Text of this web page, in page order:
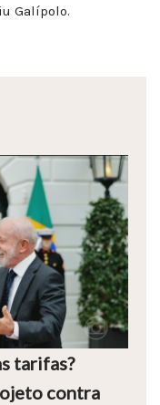
Galípolo.
tarifas?
contra